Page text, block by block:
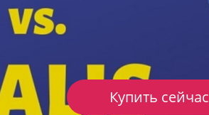
Купить сейчас